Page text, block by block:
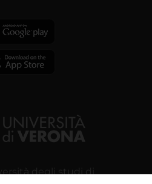
degli studi di